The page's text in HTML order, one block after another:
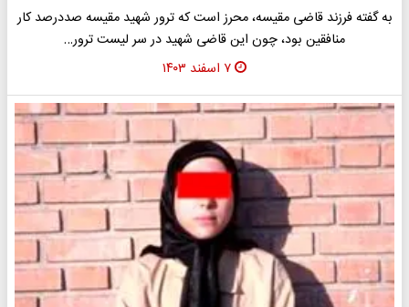
به گفته فرزند قاضی مقیسه، محرز است که ترور شهید مقیسه صددرصد کار
منافقین بود، چون این قاضی شهید در سر لیست ترور…
۷ اسفند ۱۴۰۳